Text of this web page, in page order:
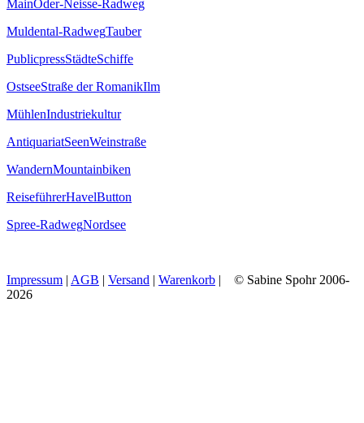
MainOder-Neisse-Radweg
Muldental-RadwegTauber
PublicpressStädteSchiffe
OstseeStraße der RomanikIlm
MühlenIndustriekultur
AntiquariatSeenWeinstraße
WandernMountainbiken
ReiseführerHavelButton
Spree-RadwegNordsee
Impressum | AGB | Versand | Warenkorb | © Sabine Spohr 2006-
2026